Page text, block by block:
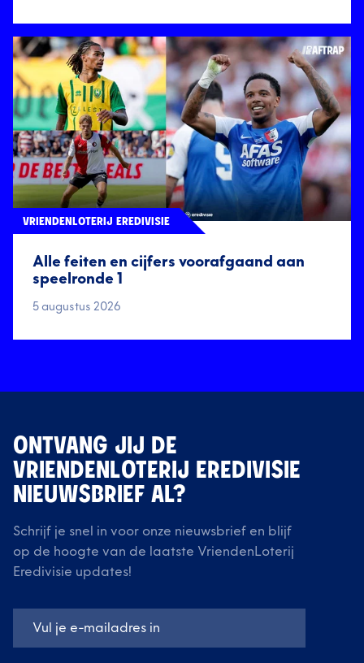
Alle feiten en cijfers voorafgaand aan
speelronde 1
VRIENDENLOTERIJ EREDIVISIE
5 augustus 2026
ONTVANG JIJ DE
VRIENDENLOTERIJ EREDIVISIE
NIEUWSBRIEF AL?
Schrijf je snel in voor onze nieuwsbrief en blijf
op de hoogte van de laatste VriendenLoterij
Eredivisie updates!